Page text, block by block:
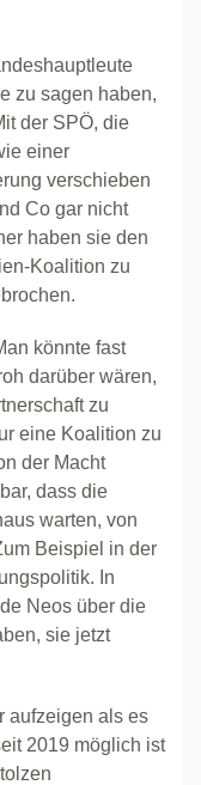
zu sagen haben,
der SPÖ, die
einer
verschieben
Co gar nicht
haben sie den
Koalition zu
könnte fast
darüber wären,
zu
eine Koalition zu
der Macht
dass die
warten, von
Beispiel in der
In
Neos über die
sie jetzt
aufzeigen als es
2019 möglich ist